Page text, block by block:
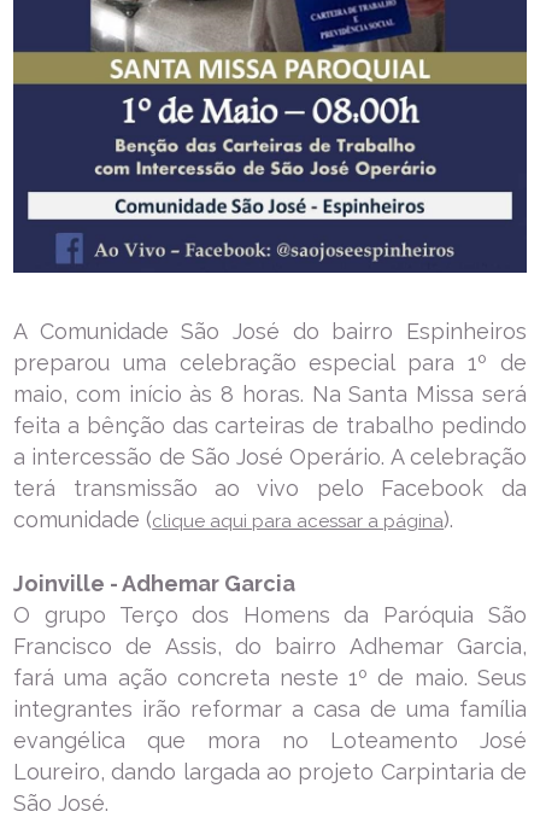
A Comunidade São José do bairro Espinheiros
preparou uma celebração especial para 1º de
maio, com início às 8 horas. Na Santa Missa será
feita a bênção das carteiras de trabalho pedindo
a intercessão de São José Operário. A celebração
terá transmissão ao vivo pelo Facebook da
comunidade (clique aqui para acessar a página).
Joinville - Adhemar Garcia
O grupo Terço dos Homens da Paróquia São
Francisco de Assis, do bairro Adhemar Garcia,
fará uma ação concreta neste 1º de maio. Seus
integrantes irão reformar a casa de uma família
evangélica que mora no Loteamento José
Loureiro, dando largada ao projeto Carpintaria de
São José.